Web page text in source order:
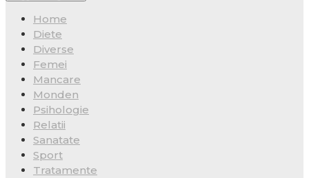
Home
Diete
Diverse
Femei
Mancare
Monden
Psihologie
Relatii
Sanatate
Sport
Tratamente